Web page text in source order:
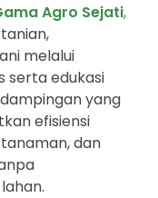
Agro Sejati,
melalui
serta edukasi
yang
efisiensi
dan